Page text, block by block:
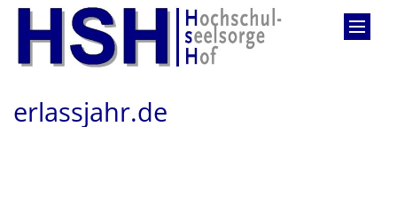
Zum Inhalt springen
erlassjahr.de